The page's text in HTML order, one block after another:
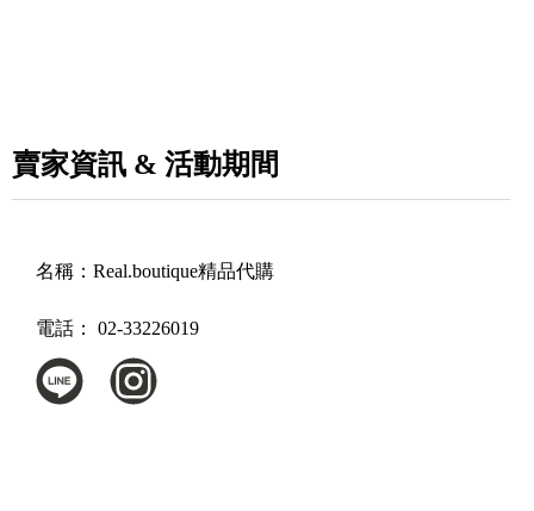
賣家資訊 & 活動期間
名稱： Real.boutique精品代購
電話： 02-33226019